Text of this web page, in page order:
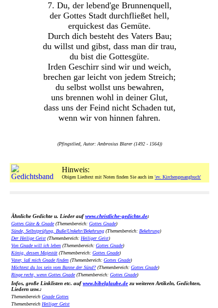
7. Du, der lebend'ge Brunnenquell,
der Gottes Stadt durchfließet hell,
erquickest das Gemüte.
Durch dich besteht des Vaters Bau;
du willst und gibst, dass man dir trau,
du bist die Gottesgüte.
Irden Geschirr sind wir und weich,
brechen gar leicht von jedem Streich;
du selbst wollst uns bewahren,
uns brennen wohl in deiner Glut,
dass uns der Feind nicht Schaden tut,
wenn wir von hinnen fahren.
(Pfingstlied, Autor: Ambrosius Blarer (1492 - 1564))
Hinweis:
Obigen Liedtext mit Noten finden Sie auch im 'ev. Kirchengesangbuch'
Ähnliche Gedichte u. Lieder aufwww.christliche-gedichte.de:
Gottes Güte & Gnade(Themenbereich: Gottes Gnade)
Sünde, Selbstprüfung, Buße/Umkehr/Bekehrung (Themenbereich: Bekehrung)
Der Heilige Geist (Themenbereich: Heiliger Geist)
Von Gnade will ich leben (Themenbereich: Gottes Gnade)
König, dessen Majestät (Themenbereich: Gottes Gnade)
Vater, laß mich Gnade finden (Themenbereich: Gottes Gnade)
Möchtest du los sein vom Banne der Sünd? (Themenbereich: Gottes Gnade)
Ringe recht, wenn Gottes Gnade(Themenbereich: Gottes Gnade)
Infos, große Linklisten etc. aufwww.bibelglaube.de zu weiteren Artikeln, Gedichten,
Liedern usw.:
Themenbereich Gnade Gottes
Themenbereich Heiliger Geist